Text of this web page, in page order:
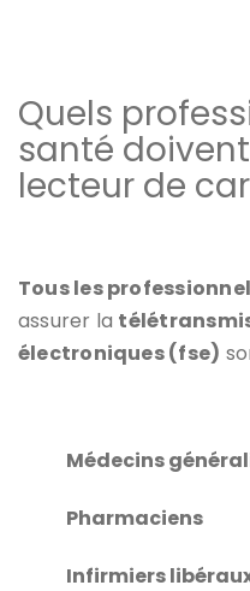
Quels
santé
lecteur de
Tous les
assurer la
électroniques (fse)
Médecins
Pharmaciens
Infirmiers